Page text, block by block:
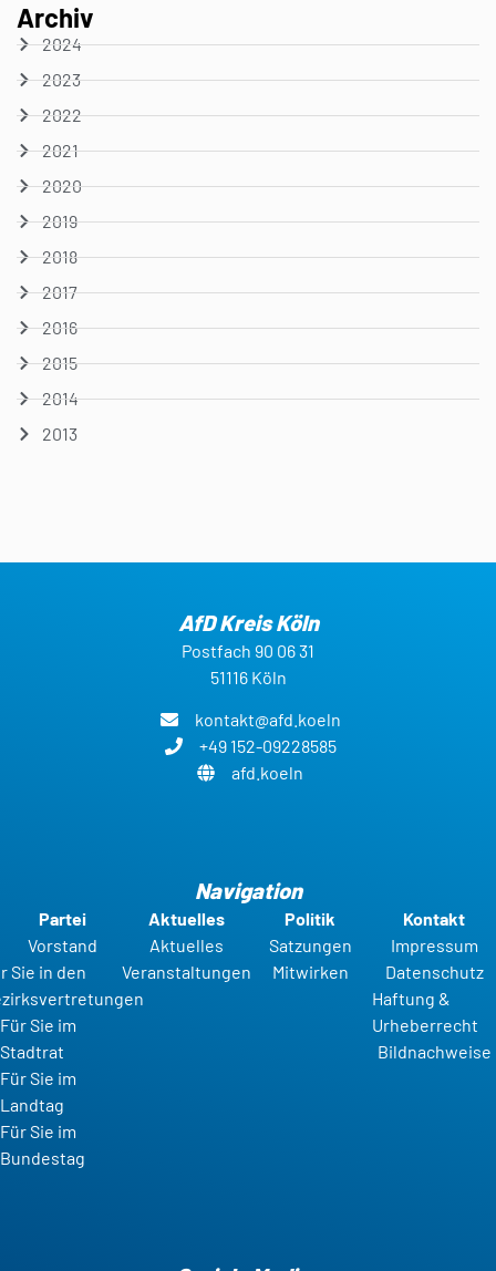
Archiv
2024
2023
2022
2021
2020
2019
2018
2017
2016
2015
2014
2013
AfD Kreis Köln
Postfach 90 06 31
51116 Köln
kontakt@afd.koeln
+49 152-09228585
afd.koeln
Navigation
Partei
Vorstand
Sie in den
Für Sie im
Stadtrat
Für Sie im
Landtag
Für Sie im
Bundestag
Aktuelles
Aktuelles
Veranstaltungen
Politik
Satzungen
Mitwirken
Kontakt
Impressum
Datenschutz
Haftung &
Urheberrecht
Bildnachweise